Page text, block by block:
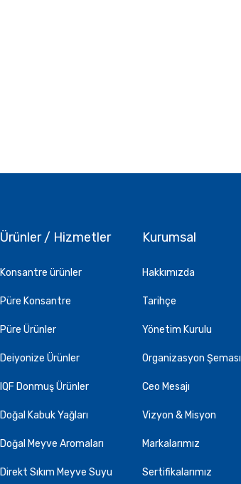
Ürünler / Hizmetler
Konsantre ürünler
Püre Konsantre
Püre Ürünler
Deiyonize Ürünler
IQF Donmuş Ürünler
Doğal Kabuk Yağları
Doğal Meyve Aromaları
Direkt Sıkım Meyve Suyu
Kurumsal
Hakkımızda
Tarihçe
Yönetim Kurulu
Organizasyon Şeması
Ceo Mesajı
Vizyon & Misyon
Markalarımız
Sertifikalarımız